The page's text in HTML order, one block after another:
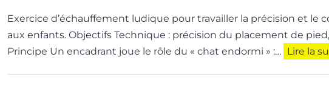
Exercice d’é­chauf­fe­ment ludique pour tra­vailler la pré­ci­sion et
aux enfants. Objectifs Technique : pré­ci­sion du pla­ce­ment de
Principe Un enca­drant joue le rôle du « chat endor­mi » :… Lire la